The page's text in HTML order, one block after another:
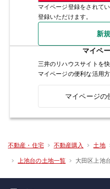
マイページ登録をされて
登録いただけます。
新
マイペ
三井のリハウスサイトを
マイページの便利な活用
マイページの
不動産・住宅 不動産購入 土地
上池台の土地一覧 大田区上池